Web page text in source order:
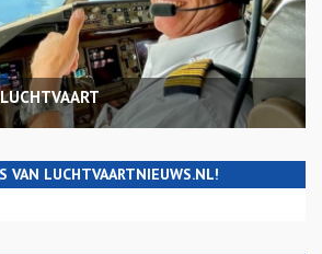
VAN LUCHTVAARTNIEUWS.NL!